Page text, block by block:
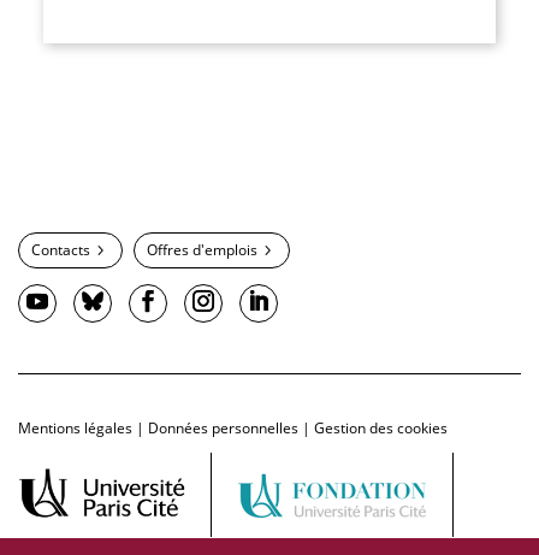
Contacts Offres d'emplois
Mentions légales | Données personnelles | Gestion des cookies